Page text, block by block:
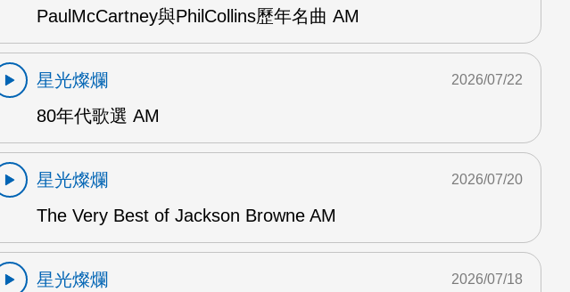
PaulMcCartney與PhilCollins歷年名曲 AM
星光燦爛
80年代歌選 AM
2026/07/22
星光燦爛
The Very Best of Jackson Browne AM
2026/07/20
星光燦爛
2026/07/18